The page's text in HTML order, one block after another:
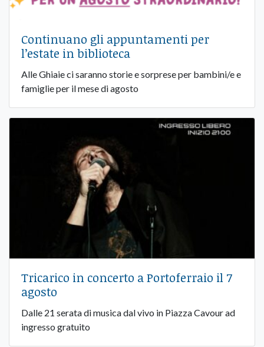
Continuano gli appuntamenti per
l’estate in biblioteca
Alle Ghiaie ci saranno storie e sorprese per bambini/e e
famiglie per il mese di agosto
Tricarico in concerto a Portoferraio il 7
agosto
Dalle 21 serata di musica dal vivo in Piazza Cavour ad
ingresso gratuito